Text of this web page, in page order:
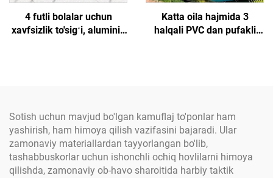
4 futli bolalar uchun
xavfsizlik to'sigʻi, aluminiy
materiali
Katta oila hajmida 3
halqali PVC dan pufakli
Sotish uchun mavjud bo'lgan kamuflaj to'ponlar ham
yashirish, ham himoya qilish vazifasini bajaradi. Ular
zamonaviy materiallardan tayyorlangan bo'lib,
tashabbuskorlar uchun ishonchli ochiq hovlilarni himoya
qilishda, zamonaviy ob-havo sharoitida harbiy taktik